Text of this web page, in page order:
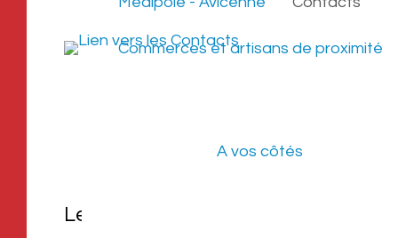
Commerces et artisans de proximité
A vos côtés
Le Point Information Jeunesse